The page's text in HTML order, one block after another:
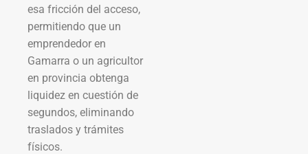
esa fricción del acceso,
permitiendo que un
emprendedor en
Gamarra o un agricultor
en provincia obtenga
liquidez en cuestión de
segundos, eliminando
traslados y trámites
físicos.